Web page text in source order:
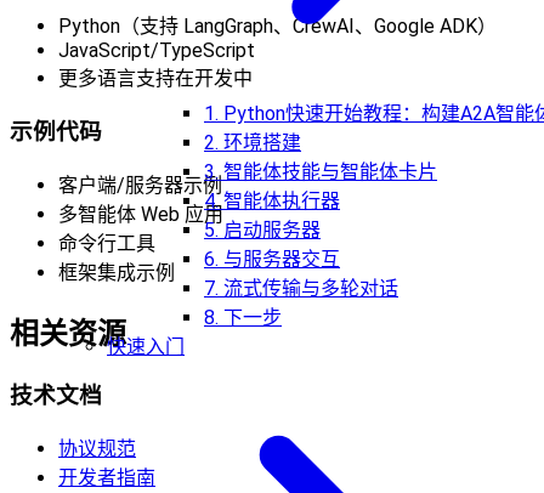
1. Python快速开始教程：构建A2A智能
2. 环境搭建
3. 智能体技能与智能体卡片
4. 智能体执行器
5. 启动服务器
6. 与服务器交互
7. 流式传输与多轮对话
8. 下一步
快速入门
Python（支持 LangGraph、CrewAI、Google ADK）
JavaScript/TypeScript
更多语言支持在开发中
示例代码
客户端/服务器示例
多智能体 Web 应用
命令行工具
框架集成示例
相关资源
技术文档
协议规范
开发者指南